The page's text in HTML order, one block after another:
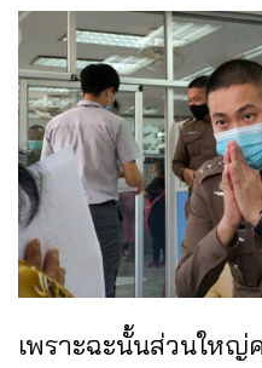
เพราะฉะนั้นส่วนใหญ่